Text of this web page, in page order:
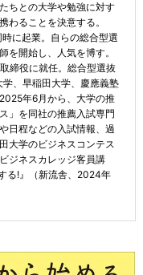
ちとの大学や勉強に対す
わることを決意する。
に起業。自らの総合型選
を開始し、人気を博す。
締役に就任。総合型選抜
、早稲田大学、慶應義塾
年6月から、大学の推
」を同社の推薦入試専門
日程などの入試情報、過
大学のビジネスコンテス
ジネスカレッジ客員講
る!』（新流舎、2024年